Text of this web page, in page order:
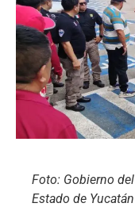
Foto: Gobierno del
Estado de Yucatán